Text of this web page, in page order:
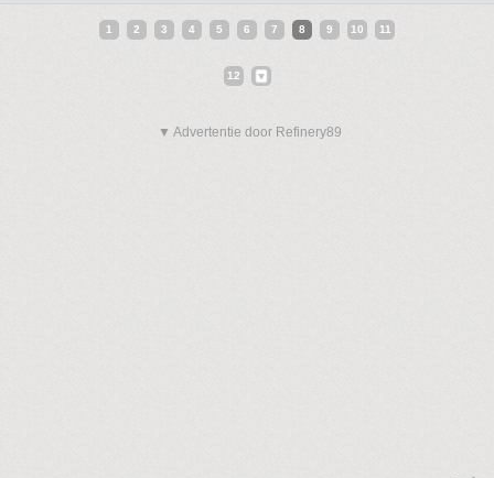
1 2 3 4 5 6 7 8 9 10 11
12
▼ Advertentie door Refinery89